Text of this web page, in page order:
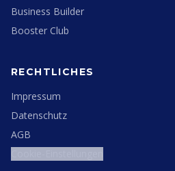
Business Builder
Booster Club
RECHTLICHES
Impressum
Datenschutz
AGB